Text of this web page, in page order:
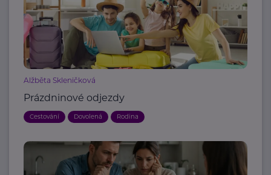
Alžběta Skleničková
Prázdninové odjezdy
Cestování Dovolená Rodina